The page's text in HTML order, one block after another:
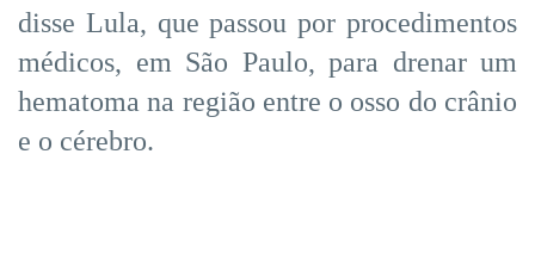
disse Lula, que passou por procedimentos
médicos, em São Paulo, para drenar um
hematoma na região entre o osso do crânio
e o cérebro.